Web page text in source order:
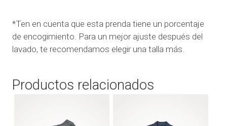
*Ten en cuenta que esta prenda tiene un porcentaje
de encogimiento. Para un mejor ajuste después del
lavado, te recomendamos elegir una talla más.
Productos relacionados